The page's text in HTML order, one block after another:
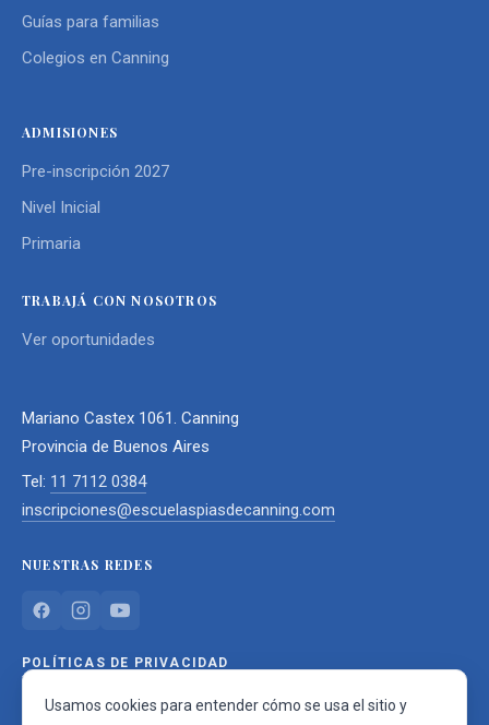
Guías para familias
Colegios en Canning
ADMISIONES
Pre-inscripción 2027
Nivel Inicial
Primaria
TRABAJÁ CON NOSOTROS
Ver oportunidades
Mariano Castex 1061. Canning
Provincia de Buenos Aires
Tel: 11 7112 0384
inscripciones@escuelaspiasdecanning.com
NUESTRAS REDES
POLÍTICAS DE PRIVACIDAD
Usamos cookies para entender cómo se usa el sitio y